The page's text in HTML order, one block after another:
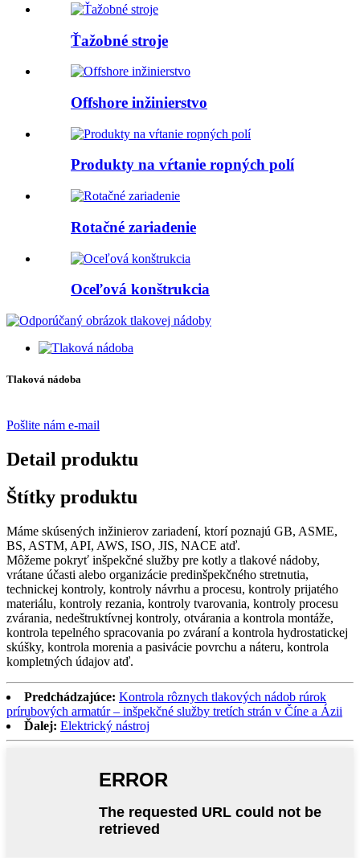
Ťažobné stroje
Offshore inžinierstvo
Produkty na vŕtanie ropných polí
Rotačné zariadenie
Oceľová konštrukcia
Tlaková nádoba
Pošlite nám e-mail
Detail produktu
Štítky produktu
Máme skúsených inžinierov zariadení, ktorí poznajú GB, ASME,
BS, ASTM, API, AWS, ISO, JIS, NACE atď.
Môžeme pokryť inšpekčné služby pre kotly a tlakové nádoby,
vrátane účasti alebo organizácie predinšpekčného stretnutia,
technickej kontroly, kontroly návrhu a procesu, kontroly prijatého
materiálu, kontroly rezania, kontroly tvarovania, kontroly procesu
zvárania, nedeštruktívnej kontroly, otvárania a kontrola montáže,
kontrola tepelného spracovania po zváraní a kontrola hydrostatickej
skúšky, kontrola morenia a pasivácie povrchu a náteru, kontrola
kompletných údajov atď.
Predchádzajúce: Kontrola rôznych tlakových nádob rúrok
prírubových armatúr – inšpekčné služby tretích strán v Číne a Ázii
Ďalej: Elektrický nástroj